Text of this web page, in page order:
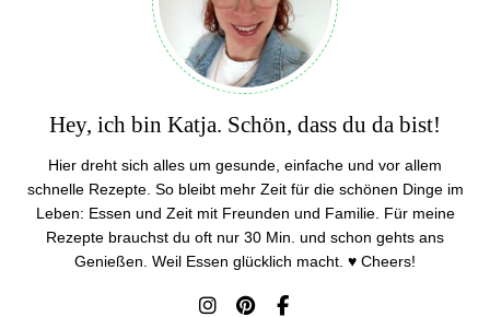
Hey, ich bin Katja. Schön, dass du da bist!
Hier dreht sich alles um gesunde, einfache und vor allem
schnelle Rezepte. So bleibt mehr Zeit für die schönen Dinge im
Leben: Essen und Zeit mit Freunden und Familie. Für meine
Rezepte brauchst du oft nur 30 Min. und schon gehts ans
Genießen. Weil Essen glücklich macht. ♥ Cheers!